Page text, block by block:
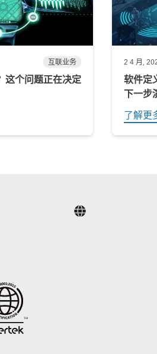
互联业务
这个问题正在决定
2 4 月,
软件定
下一步
了解更